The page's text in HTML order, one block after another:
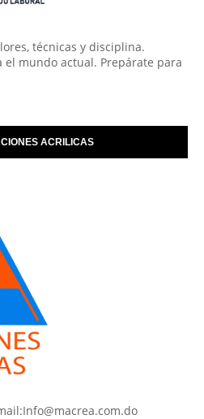
técnicas y disciplina.
el mundo actual. Prepárate para
ACRILICAS